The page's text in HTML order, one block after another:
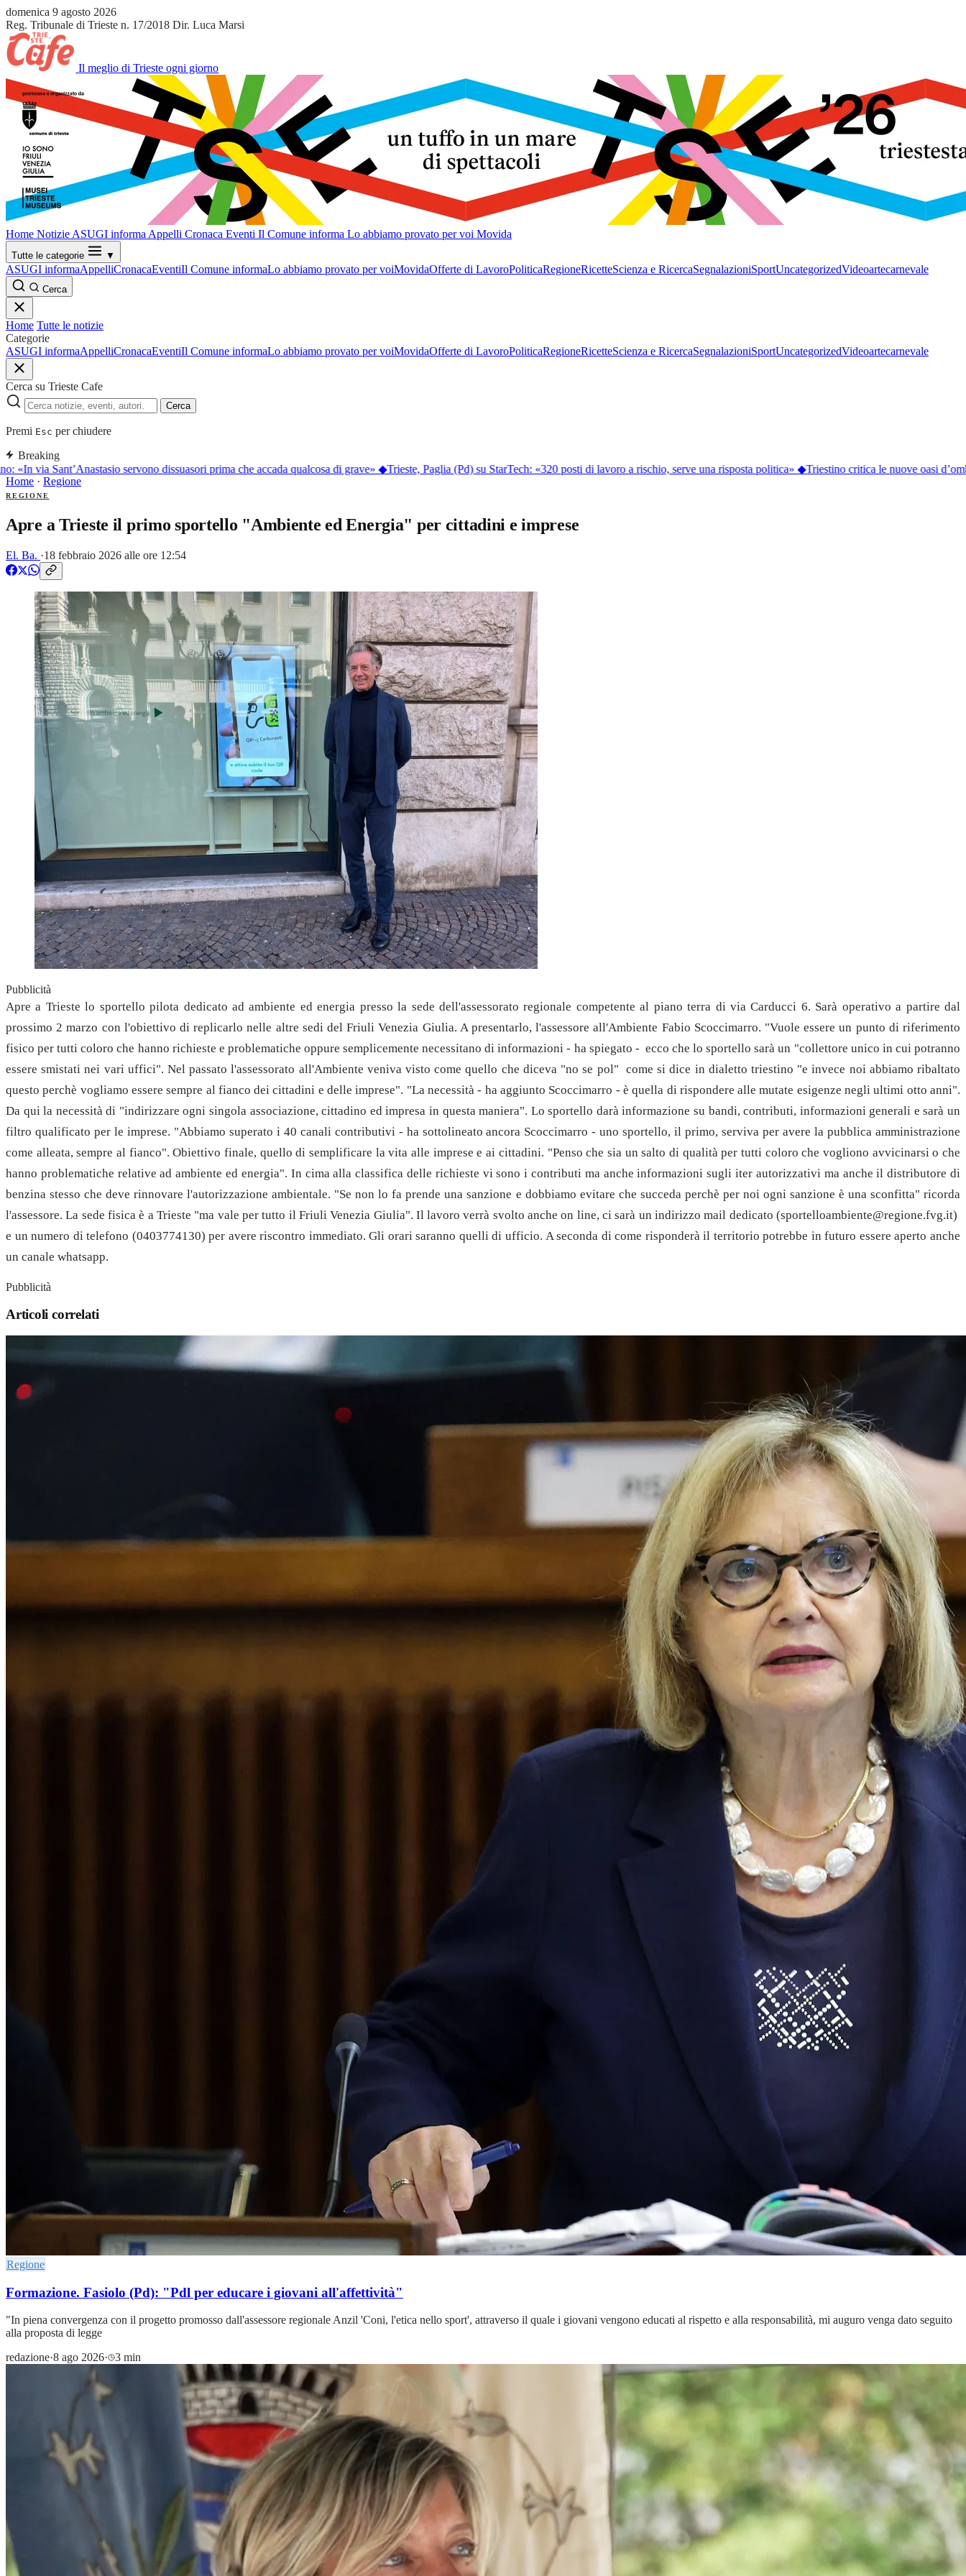
domenica 9 agosto 2026
Reg. Tribunale di Trieste n. 17/2018 Dir. Luca Marsi
Il meglio di Trieste ogni giorno
Home Notizie ASUGI informa Appelli Cronaca Eventi Il Comune informa Lo abbiamo provato per voi Movida
Tutte le categorie ▼
ASUGI informaAppelliCronacaEventiIl Comune informaLo abbiamo provato per voiMovidaOfferte di LavoroPoliticaRegioneRicetteScienza e RicercaSegnalazioniSportUncategorizedVideoartecarnevale
Cerca
Home Tutte le notizie
Categorie
ASUGI informaAppelliCronacaEventiIl Comune informaLo abbiamo provato per voiMovidaOfferte di LavoroPoliticaRegioneRicetteScienza e RicercaSegnalazioniSportUncategorizedVideoartecarnevale
Cerca su Trieste Cafe
Cerca
Premi Esc per chiudere
Breaking
«In via Sant’Anastasio servono dissuasori prima che accada qualcosa di grave»◆ Trieste, Paglia (Pd) su StarTech: «320 posti di lavoro a rischio, serve una risposta politica»◆ Triestino critica le nuove oasi
Home · Regione
REGIONE
Apre a Trieste il primo sportello "Ambiente ed Energia" per cittadini e imprese
El. Ba. ·18 febbraio 2026 alle ore 12:54
Pubblicità
Apre a Trieste lo sportello pilota dedicato ad ambiente ed energia presso la sede dell'assessorato regionale competente al piano terra di via Carducci 6. Sarà operativo a partire dal
prossimo 2 marzo con l'obiettivo di replicarlo nelle altre sedi del Friuli Venezia Giulia. A presentarlo, l'assessore all'Ambiente Fabio Scoccimarro. "Vuole essere un punto di riferimento
fisico per tutti coloro che hanno richieste e problematiche oppure semplicemente necessitano di informazioni - ha spiegato - ecco che lo sportello sarà un "collettore unico in cui potranno
essere smistati nei vari uffici". Nel passato l'assessorato all'Ambiente veniva visto come quello che diceva "no se pol" come si dice in dialetto triestino "e invece noi abbiamo ribaltato
questo perchè vogliamo essere sempre al fianco dei cittadini e delle imprese". "La necessità - ha aggiunto Scoccimarro - è quella di rispondere alle mutate esigenze negli ultimi otto anni".
Da qui la necessità di "indirizzare ogni singola associazione, cittadino ed impresa in questa maniera". Lo sportello darà informazione su bandi, contributi, informazioni generali e sarà un
filtro qualificato per le imprese. "Abbiamo superato i 40 canali contributivi - ha sottolineato ancora Scoccimarro - uno sportello, il primo, serviva per avere la pubblica amministrazione
come alleata, sempre al fianco". Obiettivo finale, quello di semplificare la vita alle imprese e ai cittadini. "Penso che sia un salto di qualità per tutti coloro che vogliono avvicinarsi o che
hanno problematiche relative ad ambiente ed energia". In cima alla classifica delle richieste vi sono i contributi ma anche informazioni sugli iter autorizzativi ma anche il distributore di
benzina stesso che deve rinnovare l'autorizzazione ambientale. "Se non lo fa prende una sanzione e dobbiamo evitare che succeda perchè per noi ogni sanzione è una sconfitta" ricorda
l'assessore. La sede fisica è a Trieste "ma vale per tutto il Friuli Venezia Giulia". Il lavoro verrà svolto anche on line, ci sarà un indirizzo mail dedicato (sportelloambiente@regione.fvg.it)
e un numero di telefono (0403774130) per avere riscontro immediato. Gli orari saranno quelli di ufficio. A seconda di come risponderà il territorio potrebbe in futuro essere aperto anche
un canale whatsapp.
Pubblicità
Articoli correlati
Regione
Formazione. Fasiolo (Pd): "Pdl per educare i giovani all'affettività"
"In piena convergenza con il progetto promosso dall'assessore regionale Anzil 'Coni, l'etica nello sport', attraverso il quale i giovani vengono educati al rispetto e alla responsabilità, mi auguro venga dato seguito
alla proposta di legge
redazione·8 ago 2026· 3 min